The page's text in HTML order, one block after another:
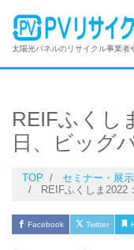
太陽光パネルのリサイクル事業者
REIFふくし
日、ビッグ
TOP
セミナー・展
REIFふくしま2022
Facebook Twitter